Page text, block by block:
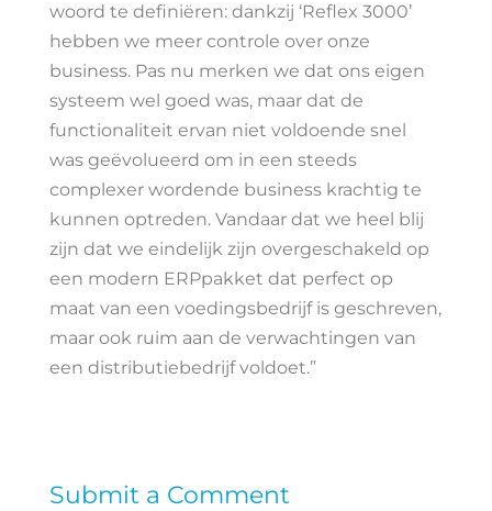
woord te definiëren: dankzij ‘Reflex 3000’
hebben we meer controle over onze
business. Pas nu merken we dat ons eigen
systeem wel goed was, maar dat de
functionaliteit ervan niet voldoende snel
was geëvolueerd om in een steeds
complexer wordende business krachtig te
kunnen optreden. Vandaar dat we heel blij
zijn dat we eindelijk zijn overgeschakeld op
een modern ERPpakket dat perfect op
maat van een voedingsbedrijf is geschreven,
maar ook ruim aan de verwachtingen van
een distributiebedrijf voldoet.”
Submit a Comment